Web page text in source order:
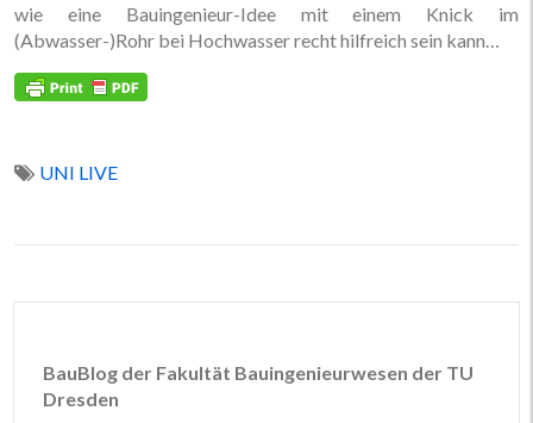
wie eine Bauingenieur-Idee mit einem Knick im
(Abwasser-)Rohr bei Hochwasser recht hilfreich sein kann…
UNI LIVE
BauBlog der Fakultät Bauingenieurwesen der TU
Dresden